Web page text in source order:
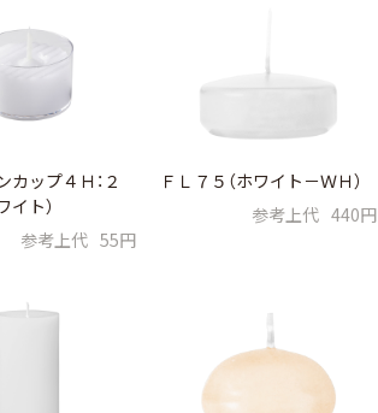
カップ４Ｈ：２
イト）
参考上代 55円
ＦＬ７５（ホワイト－ＷＨ）
参考上代 440円